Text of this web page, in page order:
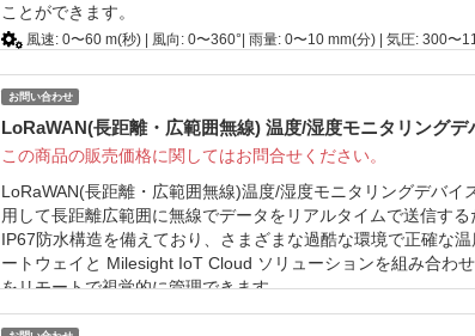
ことができます。
風速: 0〜60 m(秒) | 風向: 0〜360°| 雨量: 0〜10 mm(分) | 気圧: 300
お問い合わせ
LoRaWAN(長距離・広範囲無線) 温度/湿度モニタリングデ
この商品の販売価格に関してはお問合せください。
LoRaWAN(長距離・広範囲無線)温度/湿度モニタリングデバ
用して長距離広範囲に無線でデータをリアルタイムで送信す
IP67防水構造を備えており、さまざまな過酷な環境で正確な
ートウェイと Milesight IoT Cloud ソリューションを組み合わ
をリモートで視覚的に管理できます。
温度: -30℃ 〜+60℃ | 湿度: 0%〜100% RH